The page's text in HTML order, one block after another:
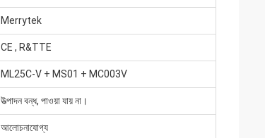
Merrytek
CE , R&TTE
ML25C-V + MS01 + MC003V
উত্পাদন বন্ধ, পাওয়া যায় না।
আলোচনাযোগ্য